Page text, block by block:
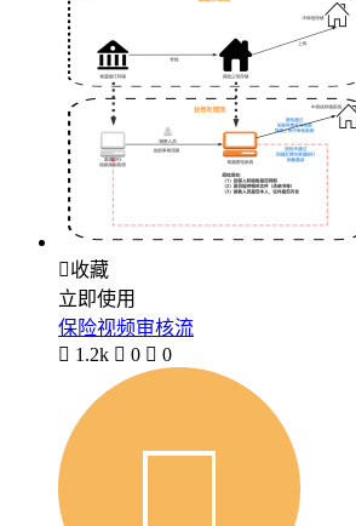
收藏
立即使用
保险视频审核流
 1.2k  0  0